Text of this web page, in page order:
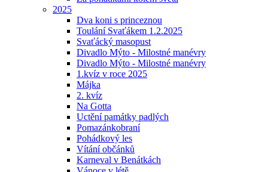
2025
Dva koni s princeznou
Toulání Svaťákem 1.2.2025
Svaťácký masopust
Divadlo Mýto - Milostné manévry
Divadlo Mýto - Milostné manévry
1.kvíz v roce 2025
Májka
2. kvíz
Na Gotta
Uctění památky padlých
Pomazánkobraní
Pohádkový les
Vítání občánků
Karneval v Benátkách